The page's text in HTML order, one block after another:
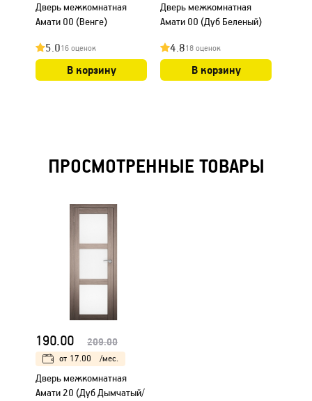
Дверь межкомнатная
Амати 00 (Венге)
5.016 оценок
В корзину
Дверь межкомнатная
Амати 00 (Дуб Беленый)
4.818 оценок
В корзину
ПРОСМОТРЕННЫЕ ТОВАРЫ
190.00 209.00
от 17.00 /мес.
Дверь межкомнатная
Амати 20 (Дуб Дымчатый/